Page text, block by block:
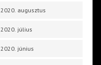
2020. augusztus
2020. július
2020. június